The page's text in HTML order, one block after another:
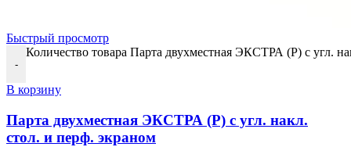
Быстрый просмотр
-
Количество товара Парта двухместная ЭКСТРА (Р) с угл.
В корзину
Парта двухместная ЭКСТРА (Р) с угл. накл.
стол. и перф. экраном